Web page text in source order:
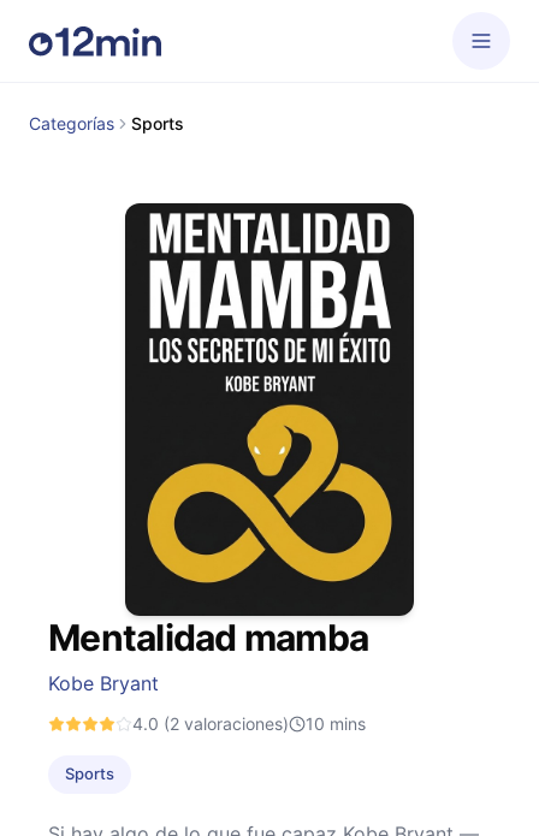
Categorías Sports
Mentalidad mamba
Kobe Bryant
4.0 (2 valoraciones) 10 mins
Sports